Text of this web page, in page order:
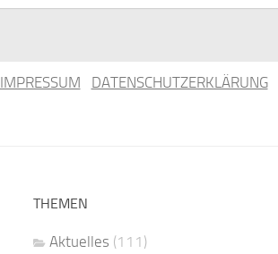
IMPRESSUM DATENSCHUTZERKLÄRUNG
THEMEN
Aktuelles (111)